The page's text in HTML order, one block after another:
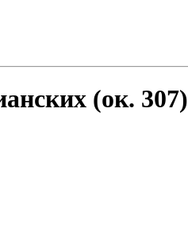
(ок. 307)